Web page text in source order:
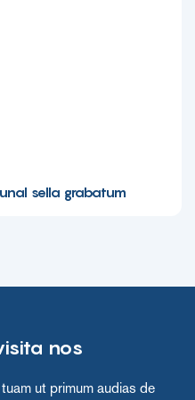
sella grabatum
nos
ut primum audias de